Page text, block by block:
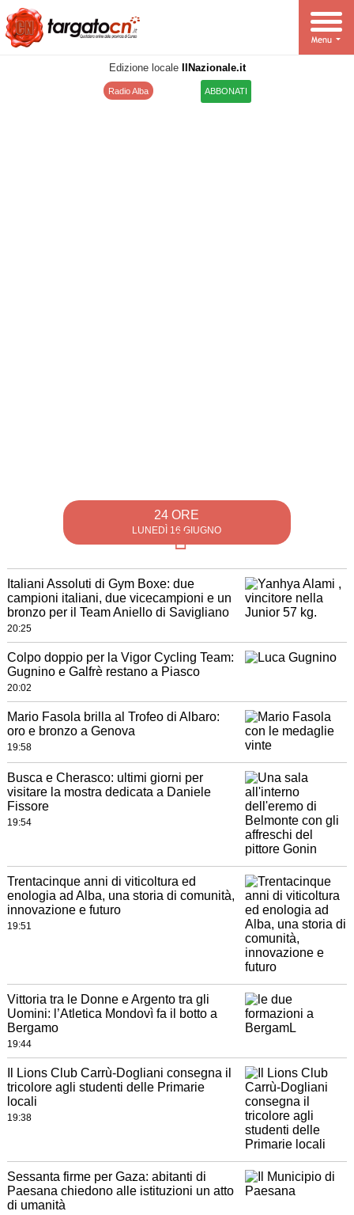
Edizione locale IlNazionale.it
Radio Alba ABBONATI
24 ORE
LUNEDÌ 16 GIUGNO
Italiani Assoluti di Gym Boxe: due
campioni italiani, due vicecampioni e un
bronzo per il Team Aniello di Savigliano
20:25
Colpo doppio per la Vigor Cycling Team:
Gugnino e Galfrè restano a Piasco
20:02
Mario Fasola brilla al Trofeo di Albaro:
oro e bronzo a Genova
19:58
Busca e Cherasco: ultimi giorni per
visitare la mostra dedicata a Daniele
Fissore
19:54
Trentacinque anni di viticoltura ed
enologia ad Alba, una storia di comunità,
innovazione e futuro
19:51
Vittoria tra le Donne e Argento tra gli
Uomini: l’Atletica Mondovì fa il botto a
Bergamo
19:44
Il Lions Club Carrù-Dogliani consegna il
tricolore agli studenti delle Primarie
locali
19:38
Sessanta firme per Gaza: abitanti di
Paesana chiedono alle istituzioni un atto
di umanità